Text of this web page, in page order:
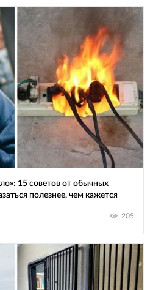
15 советов от обычных
полезнее, чем кажется
205